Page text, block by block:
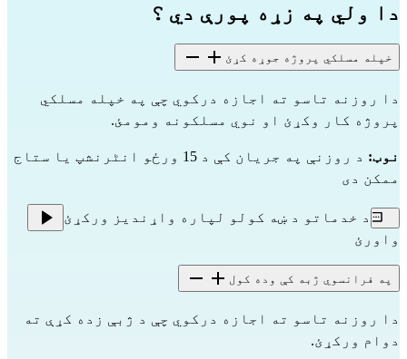
دا ولي په زړه پورې دي ؟
خپله مسلکي پروژه جوړه کړئ
دا روزنه تاسو ته اجازه درکوي چې په خپله مسلکي
پروژه کار وکړئ او نوي مسلکونه ومومئ.
نوټ:
د روزنې په جریان کې د 15 ورځو انٹرنشپ یا ستاج
ممکن دی
د خدماتو د ښه کولو لپاره واړندیز ورکړئ
واورئ
په فرانسوي ژبه کې وده کول
دا روزنه تاسو ته اجازه درکوي چې د ژبې زده کړې ته
دوام ورکړئ.